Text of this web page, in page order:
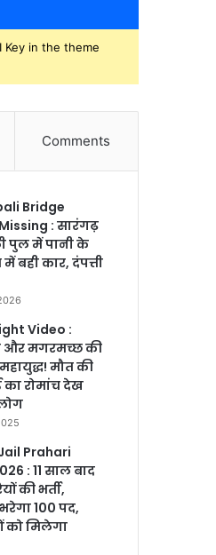
Key in the theme
Comments
Bridge
: सारंगढ़
पुल में पानी के
बही कार, दंपत्ती
Video :
और मगरमच्छ की
मौत की
का रोमांच देख
Prahari
: 11 साल बाद
की भर्ती,
100 पद,
को मिलेगा